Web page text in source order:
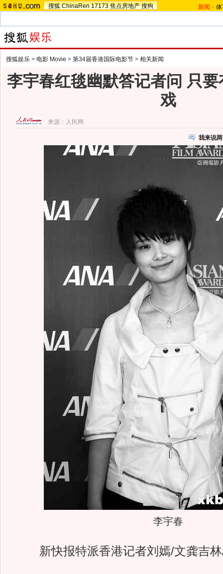
搜狐 ChinaRen 17173 焦点房地产 搜狗 新闻 -
搜狐娱乐 > 电影 Movie > 第34届香港国际电影节 > 相关新闻
李宇春红毯幽默答记者问 只
戏
来源： 人民网
我来说
李宇春
新快报特派香港记者刘嫣/文龚吉